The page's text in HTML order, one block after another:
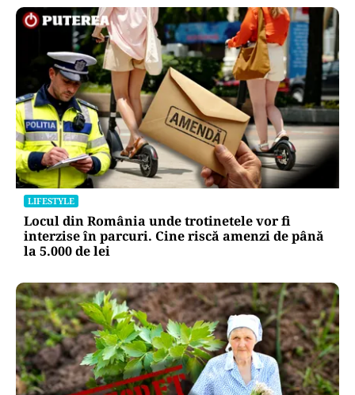
LIFESTYLE
Locul din România unde trotinetele vor fi
interzise în parcuri. Cine riscă amenzi de până
la 5.000 de lei